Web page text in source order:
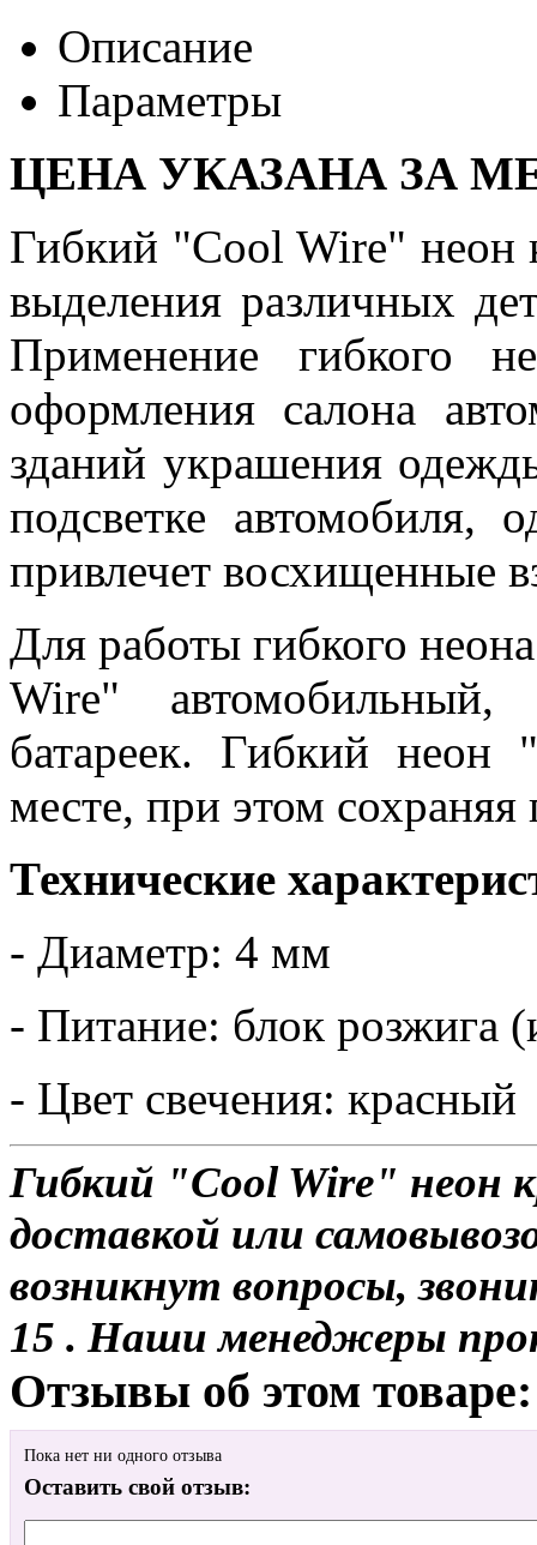
Описание
Параметры
ЦЕНА УКАЗАНА ЗА
Гибкий "Cool Wire" неон
выделения различных
Применение гибкого
оформления салона
зданий украшения
подсветке автомобиля,
привлечет восхищенные
Для работы гибкого
Wire"
батареек. Гибкий
месте, при этом
Технические
- Диаметр: 4 мм
- Питание: блок розжига
- Цвет свечения: красный
Гибкий "Cool Wire" неон
доставкой или
возникнут вопросы,
15 . Наши менеджеры
Отзывы об этом товаре:
Пока нет ни одного отзыва
Оставить свой отзыв: